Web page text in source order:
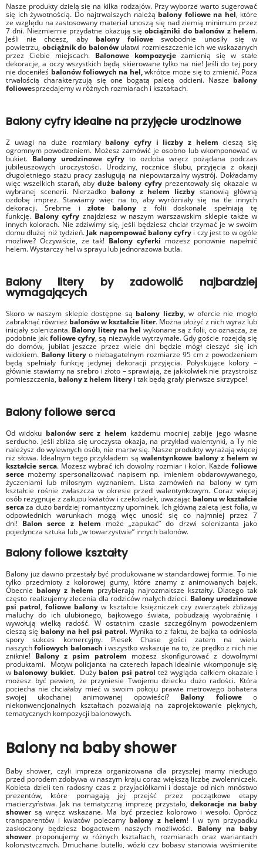
Nasze produkty dzielą się na kilka rodzajów. Przy wyborze warto sugerować
się ich żywotnością. Do najtrwalszych należą balony foliowe na hel, które
ze względu na zastosowany materiał unoszą się nad ziemią minimum przez
7 dni. Niezmiernie przydatne okazują sięobciążniki do balonów z helem.
Jeśli nie chcesz, aby balony foliowe swobodnie unosiły się w
powietrzu, obciążnik do balonówułatwi rozmieszczenie ich we wskazanych
przez Ciebie miejscach. Balonowe kompozycjezamienią się w stałe
dekoracje, a oczy wszystkich będą skierowane tylko na nie! Jeśli do tej pory
nie doceniłeś balonów foliowych na hel,wkrótce może się to zmienić. Poza
trwałością charakteryzują się one bogatą paletą odcieni. Nasze balony
foliowesprzedajemy w różnych rozmiarach i kształtach.
Balony cyfry idealne na przyjęcie urodzinowe
Z uwagi na duże rozmiarybalony cyfry i liczby z helemcieszą się
ogromnym powodzeniem. Możesz zamówić je osobno lub wkomponować w
bukiet. Balony urodzinowe cyfry to ozdoba wręcz pożądana podczas
jubileuszowych uroczystości. Urodziny, rocznice ślubu, przyjęcia z okazji
długoletniego stażu pracy zasługują na niepowtarzalny wystrój. Dokładamy
więc wszelkich starań, abyduże balony cyfryprezentowały się okazale w
wybranej scenerii. Nierzadko balony z helem liczby stanowią główną
ozdobę imprez. Stawiamy więc na to, aby wyróżniały się na tle innych
dekoracji. Srebrne izłote balonyz folii doskonale spełniają tę
funkcję. Balony cyfry znajdziesz w naszym warszawskim sklepie także w
innych kolorach. Nie zdziwimy się, jeśli będziesz chciał trzymać je w swoim
domu dłużej niż tydzień. Jak napompować balony cyfry i czy jest to w ogóle
możliwe? Oczywiście, że tak! Balony cyferki możesz ponownie napełnić
helem. Wystarczy hel w sprayu lub jednorazowa butla.
Balony litery by zadowolić najbardziej
wymagających
Skoro w naszym sklepie dostępne są balony liczby, w ofercie nie mogło
zabraknąć również balonów w kształcie liter. Można ułożyć z nich wyraz lub
inicjały solenizanta. Balony litery na hel wykonane są z folii, co oznacza, że
podobnie jak foliowe cyfry, są niezwykle wytrzymałe. Gdy goście rozejdą się
do domów, jubilat jeszcze przez wiele dni będzie mógł cieszyć się ich
widokiem. Balony litery o niebagatelnym rozmiarze 95 cm z powodzeniem
będą spełniały funkcję jedynej dekoracji przyjęcia. Połyskujące kolory –
głównie stawiamy na srebro i złoto – sprawiają, że jakkolwiek nie przystroisz
pomieszczenia, balony z helem litery i tak będą grały pierwsze skrzypce!
Balony foliowe serca
Od widoku balonów serc z helem każdemu mocniej zabije jego własne
serducho. Jeśli zbliża się uroczysta okazja, na przykład walentynki, a Ty nie
należysz do wylewnych osób, nie martw się. Nasze produkty wyrażają więcej
niż słowa. Idealnym tego przykładem są walentynkowe balony z helem w
kształcie serca. Możesz wybrać ich dowolny rozmiar i kolor. Każdefoliowe
serce możemy spersonalizować napisem np. imieniem obdarowywanego,
życzeniami lub miłosnym wyznaniem. Lista zamówień na balony w tym
kształcie rośnie zwłaszcza w okresie przed walentynkowym. Coraz więcej
osób rezygnuje z zakupu kwiatów i czekoladek, uważając balonu w kształcie
sercaza dużo bardziej romantyczny upominek. Ich główną zaletą jest folia, w
odpowiednich warunkach mogą więc unosić się co najmniej przez 7
dni! Balon serce z helem może „zapukać” do drzwi solenizanta jako
pojedyncza sztuka lub „w towarzystwie” innych balonów.
Balony foliowe kształty
Balony już dawno przestały być produkowane w standardowej formie. To nie
tylko przedmioty z kolorowej gumy, które znamy z animowanych bajek.
Obecnie balony z helem przybierają najrozmaitsze kształty. Dlatego tak
często realizujemy zlecenia dla rodziców małych dzieci. Balony urodzinowe
psi patrol,foliowe balony w kształcie księżniczek czy zwierzątek zbliżają
maluchy do ich ulubionego, bajkowego świata, pobudzają wyobraźnię i
wywołują wielką radość. W ostatnim czasie szczególnym powodzeniem
cieszą się balony na hel psi patrol. Wynika to z faktu, że bajka ta odniosła
spory sukces komercyjny. Piesek Chase gości zatem na wielu
naszychfoliowych balonach i wszystko wskazuje na to, że prędko z nich nie
zniknie! Balony z psim patrolem możesz skonfigurować z dowolnymi
produktami. Motyw policjanta na czterech łapach idealnie wkomponuje się
w balonowy bukiet. Duży balon psi patrol też wygląda całkiem okazale i
możesz być pewien, że przyniesie Twojemu dziecku dużo radości. Która
pociecha nie chciałaby mieć w swoim pokoju prawie metrowego bohatera
swojej ukochanej animowanej opowieści? Balony folioweo
niekonwencjonalnych kształtach pozwalają na zaprojektowanie pięknych,
tematycznych kompozycji balonowych.
Balony na baby shower
Baby shower, czyli impreza organizowana dla przyszłej mamy niedługo
przed porodem zdobywa w naszym kraju coraz większą liczbę zwolenniczek.
Kobieta dzieli ten radosny czas z przyjaciółkami i dostaje od nich mnóstwo
prezentów, które pomagają jej przejść przez początkowe etapy
macierzyństwa. Jak na tematyczną imprezę przystało,dekoracje na baby
showersą wręcz wskazane. Ma być przecież kolorowo i wesoło. Oprócz
transparentów i kwiatów polecamy balony z helem! I w tym przypadku
zaskoczony będziesz bogactwem naszych możliwości. Balony na baby
showerproponujemy w różnych kształtach, rozmiarach oraz wariantach
kolorystycznych. Dmuchane butelki, wózki czy bobasy stanowią wyśmienite